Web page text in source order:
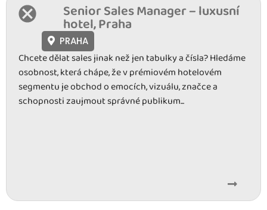
Senior Sales Manager – luxusní
hotel, Praha
PRAHA
Chcete dělat sales jinak než jen tabulky a čísla? Hledáme
osobnost, která chápe, že v prémiovém hotelovém
segmentu je obchod o emocích, vizuálu, značce a
schopnosti zaujmout správné publikum...